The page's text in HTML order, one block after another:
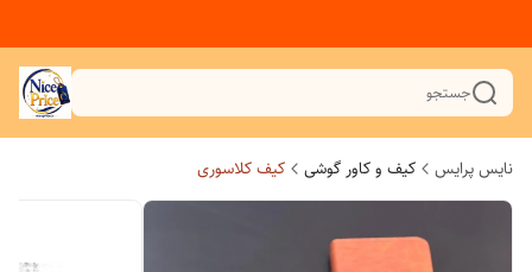
جستجو
نایس پرایس کیف و کاور گوشی کیف کلاسوری